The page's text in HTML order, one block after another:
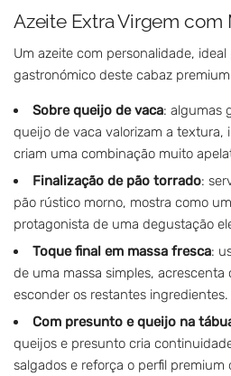
Azeite Extra Virgem com
Um azeite com personalidade,
gastronómico deste cabaz
Sobre queijo de vaca: algumas
queijo de vaca valorizam a textura,
criam uma combinação muito
Finalização de pão torrado:
pão rústico morno, mostra como
protagonista de uma degustação
Toque final em massa fresca:
de uma massa simples, acrescenta
esconder os restantes ingredientes.
Com presunto e queijo na
queijos e presunto cria
salgados e reforça o perfil premium